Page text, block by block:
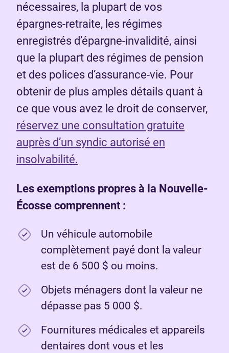
nécessaires, la plupart de vos
épargnes-retraite, les régimes
enregistrés d’épargne-invalidité, ainsi
que la plupart des régimes de pension
et des polices d’assurance-vie. Pour
obtenir de plus amples détails quant à
ce que vous avez le droit de conserver,
réservez une consultation gratuite
auprès d’un syndic autorisé en
insolvabilité.
Les exemptions propres à la Nouvelle-
Écosse comprennent :
Un véhicule automobile
complètement payé dont la valeur
est de 6 500 $ ou moins.
Objets ménagers dont la valeur ne
dépasse pas 5 000 $.
Fournitures médicales et appareils
dentaires dont vous et les